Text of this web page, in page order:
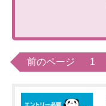
前のページ 1